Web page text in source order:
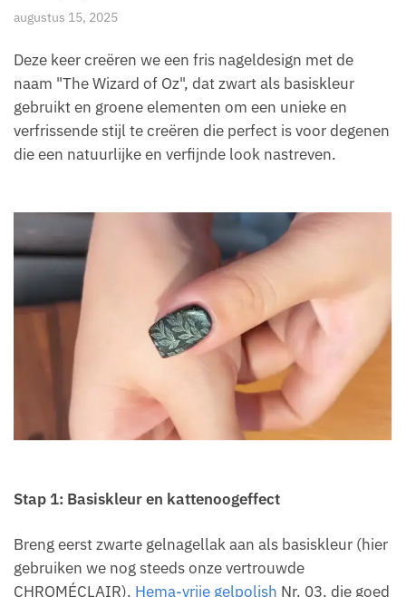
augustus 15, 2025
Deze keer creëren we een fris nageldesign met de
naam "The Wizard of Oz", dat zwart als basiskleur
gebruikt en groene elementen om een unieke en
verfrissende stijl te creëren die perfect is voor degenen
die een natuurlijke en verfijnde look nastreven.
Stap 1: Basiskleur en kattenoogeffect
Breng eerst zwarte gelnagellak aan als basiskleur (hier
gebruiken we nog steeds onze vertrouwde
CHROMÉCLAIR). Hema-vrije gelpolish Nr. 03, die goed